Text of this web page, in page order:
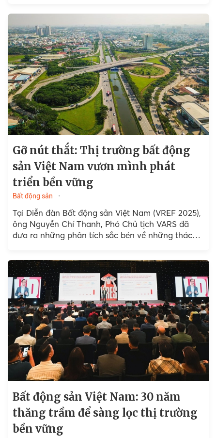
Gỡ nút thắt: Thị trường bất động
sản Việt Nam vươn mình phát
triển bền vững
Bất động sản
Tại Diễn đàn Bất động sản Việt Nam (VREF 2025),
ông Nguyễn Chí Thanh, Phó Chủ tịch VARS đã
đưa ra những phân tích sắc bén về những thách
Bất động sản Việt Nam: 30 năm
thăng trầm để sàng lọc thị trường
bền vững